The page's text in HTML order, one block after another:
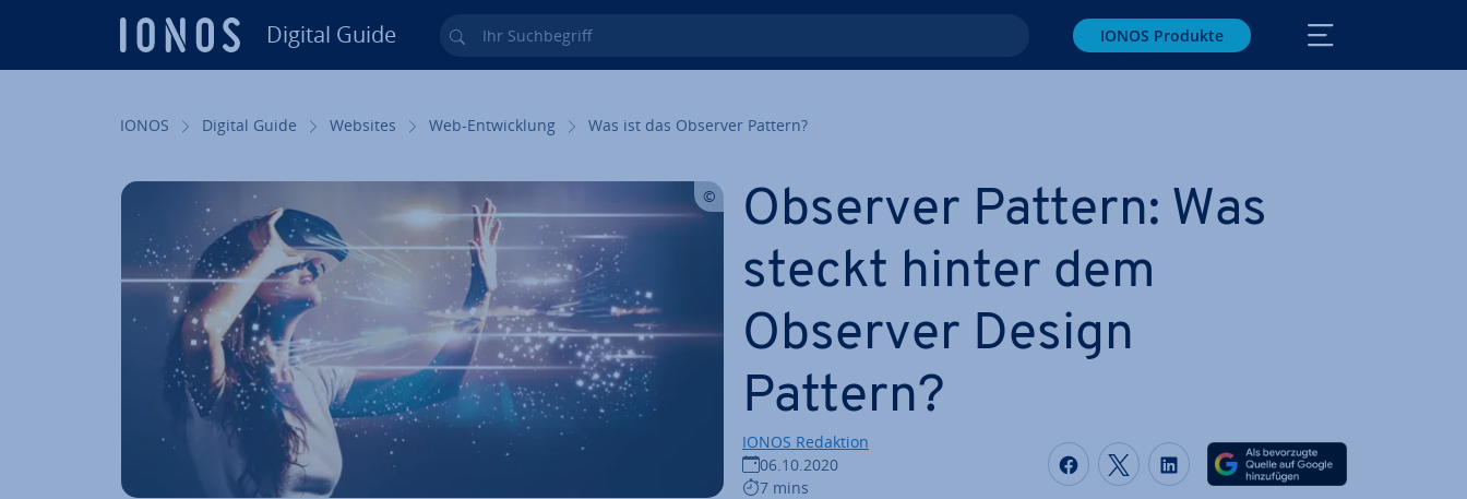
Digital Guide Ihr Such­be­griff IONOS Produkte
IONOS Digital Guide Websites Web-Ent­wick­lung Was ist das Observer Pattern?
Observer Pattern: Was
steckt hinter dem
Observer Design
Pattern?
IONOS Redaktion
06.10.2020
7 mins
Auf Facebook teilen
Auf Twitter teilen
Auf LinkedIn teilen